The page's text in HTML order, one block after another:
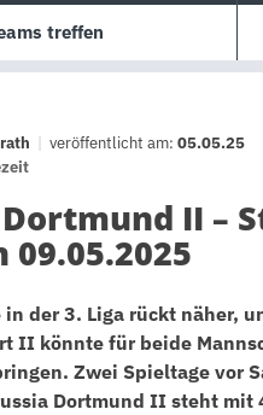
treffen
| veröffentlicht am: 05.05.25
II –
in der 3. Liga rückt näher,
II könnte für beide
Zwei Spieltage vor
Dortmund II steht